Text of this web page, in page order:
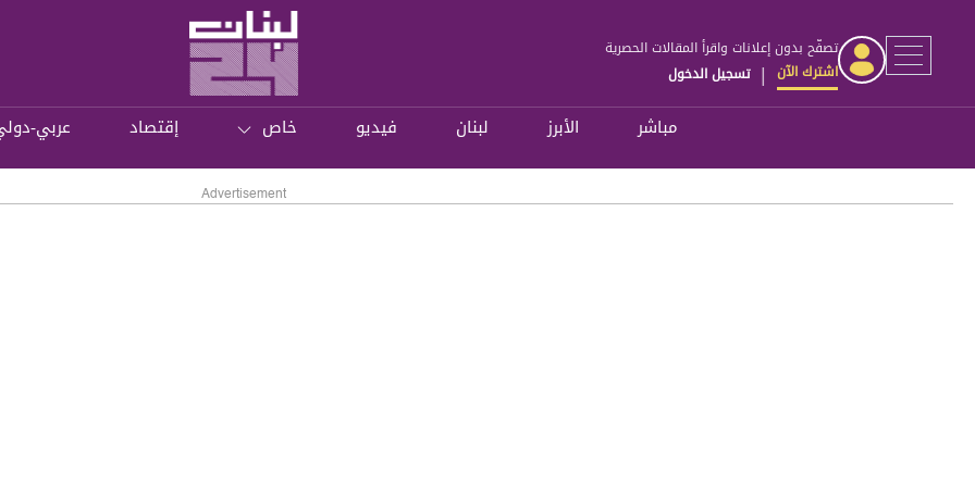
تصفّح بدون إعلانات واقرأ المقالات الحصرية
اشترك الآن | تسجيل الدخول
مباشر الأبرز لبنان فيديو خاص إقتصاد عربي-
Advertisement